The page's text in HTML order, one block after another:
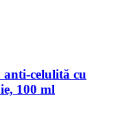
anti-​celulită cu
100 ml